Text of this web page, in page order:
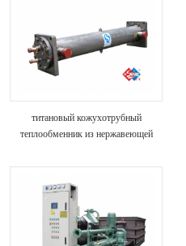
титановый кожухотрубный
теплообменник из нержавеющей